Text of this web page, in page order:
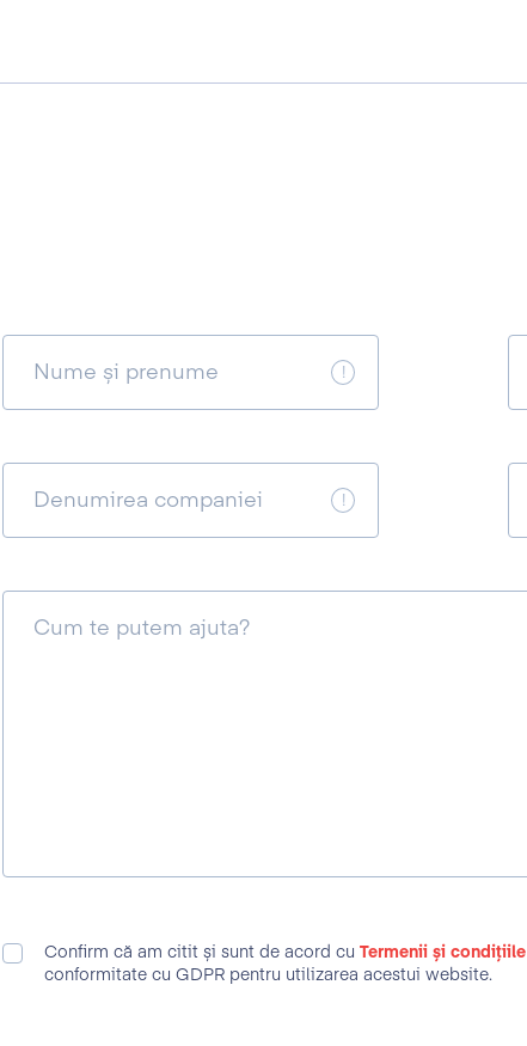
Nume și prenume
Denumirea companiei
Cum te putem ajuta?
Confirm că am citit și sunt de acord cuTermenii și condițiile
conformitate cu GDPR pentru utilizarea acestui website.